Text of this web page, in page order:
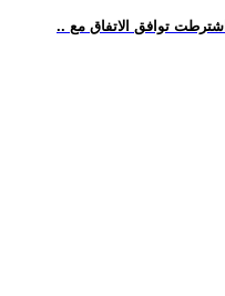
توافق الاتفاق مع